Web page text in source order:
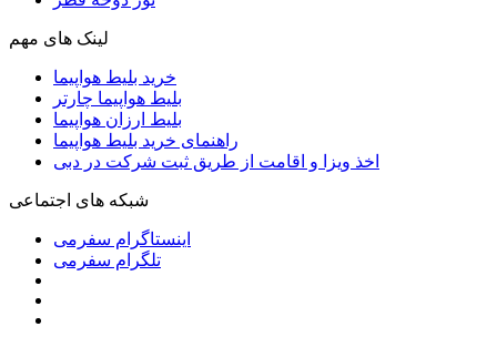
لینک های مهم
خرید بلیط هواپیما
بلیط هواپیما چارتر
بلیط ارزان هواپیما
راهنمای خرید بلیط هواپیما
اخذ ویزا و اقامت از طریق ثبت شرکت در دبی
شبکه های اجتماعی
اینستاگرام سفرمی
تلگرام سفرمی